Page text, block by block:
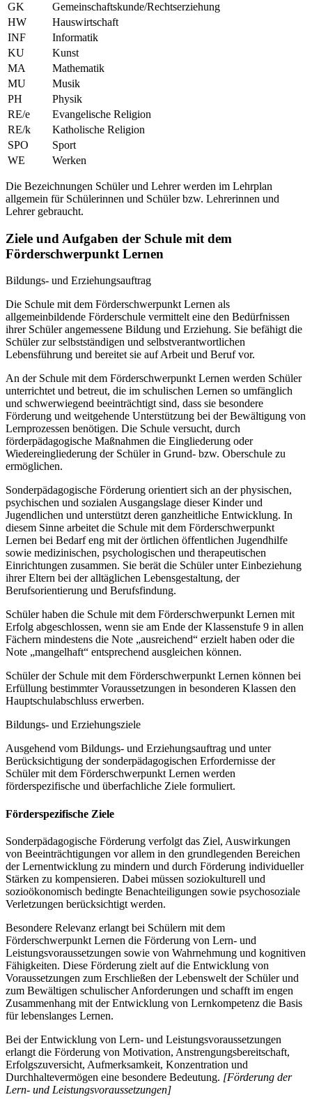
GK
Gemeinschaftskunde/Rechtserziehung
HW
Hauswirtschaft
INF
Informatik
KU
Kunst
MA
Mathematik
MU
Musik
PH
Physik
RE/e
Evangelische Religion
RE/k
Katholische Religion
SPO
Sport
WE
Werken
Die Bezeichnungen Schüler und Lehrer werden im Lehrplan
allgemein für Schülerinnen und Schüler bzw. Lehrerinnen und
Lehrer gebraucht.
Ziele und Aufgaben der Schule mit dem
Förderschwerpunkt Lernen
Bildungs- und Erziehungsauftrag
Die Schule mit dem Förderschwerpunkt Lernen als
allgemeinbildende Förderschule vermittelt eine den Bedürfnissen
ihrer Schüler angemessene Bildung und Erziehung. Sie befähigt die
Schüler zur selbstständigen und selbstverantwortlichen
Lebensführung und bereitet sie auf Arbeit und Beruf vor.
An der Schule mit dem Förderschwerpunkt Lernen werden Schüler
unterrichtet und betreut, die im schulischen Lernen so umfänglich
und schwerwiegend beeinträchtigt sind, dass sie besondere
Förderung und weitgehende Unterstützung bei der Bewältigung von
Lernprozessen benötigen. Die Schule versucht, durch
förderpädagogische Maßnahmen die Eingliederung oder
Wiedereingliederung der Schüler in Grund- bzw. Oberschule zu
ermöglichen.
Sonderpädagogische Förderung orientiert sich an der physischen,
psychischen und sozialen Ausgangslage dieser Kinder und
Jugendlichen und unterstützt deren ganzheitliche Entwicklung. In
diesem Sinne arbeitet die Schule mit dem Förderschwerpunkt
Lernen bei Bedarf eng mit der örtlichen öffentlichen Jugendhilfe
sowie medizinischen, psychologischen und therapeutischen
Einrichtungen zusammen. Sie berät die Schüler unter Einbeziehung
ihrer Eltern bei der alltäglichen Lebensgestaltung, der
Berufsorientierung und Berufsfindung.
Schüler haben die Schule mit dem Förderschwerpunkt Lernen mit
Erfolg abgeschlossen, wenn sie am Ende der Klassenstufe 9 in allen
Fächern mindestens die Note „ausreichend“ erzielt haben oder die
Note „mangelhaft“ entsprechend ausgleichen können.
Schüler der Schule mit dem Förderschwerpunkt Lernen können bei
Erfüllung bestimmter Voraussetzungen in besonderen Klassen den
Hauptschulabschluss erwerben.
Bildungs- und Erziehungsziele
Ausgehend vom Bildungs- und Erziehungsauftrag und unter
Berücksichtigung der sonderpädagogischen Erfordernisse der
Schüler mit dem Förderschwerpunkt Lernen werden
förderspezifische und überfachliche Ziele formuliert.
Förderspezifische Ziele
Sonderpädagogische Förderung verfolgt das Ziel, Auswirkungen
von Beeinträchtigungen vor allem in den grundlegenden Bereichen
der Lernentwicklung zu mindern und durch Förderung individueller
Stärken zu kompensieren. Dabei müssen soziokulturell und
sozioökonomisch bedingte Benachteiligungen sowie psychosoziale
Verletzungen berücksichtigt werden.
Besondere Relevanz erlangt bei Schülern mit dem
Förderschwerpunkt Lernen die Förderung von Lern- und
Leistungsvoraussetzungen sowie von Wahrnehmung und kognitiven
Fähigkeiten. Diese Förderung zielt auf die Entwicklung von
Voraussetzungen zum Erschließen der Lebenswelt der Schüler und
zum Bewältigen schulischer Anforderungen und schafft im engen
Zusammenhang mit der Entwicklung von Lernkompetenz die Basis
für lebenslanges Lernen.
Bei der Entwicklung von Lern- und Leistungsvoraussetzungen
erlangt die Förderung von Motivation, Anstrengungsbereitschaft,
Erfolgszuversicht, Aufmerksamkeit, Konzentration und
Durchhaltevermögen eine besondere Bedeutung. [Förderung der
Lern- und Leistungsvoraussetzungen]